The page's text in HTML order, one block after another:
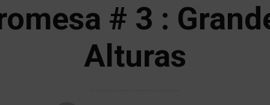
# 3 :
Alturas